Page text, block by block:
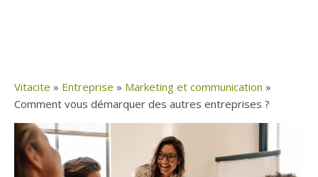
Vitacite » Entreprise » Marketing et communication »
Comment vous démarquer des autres entreprises ?